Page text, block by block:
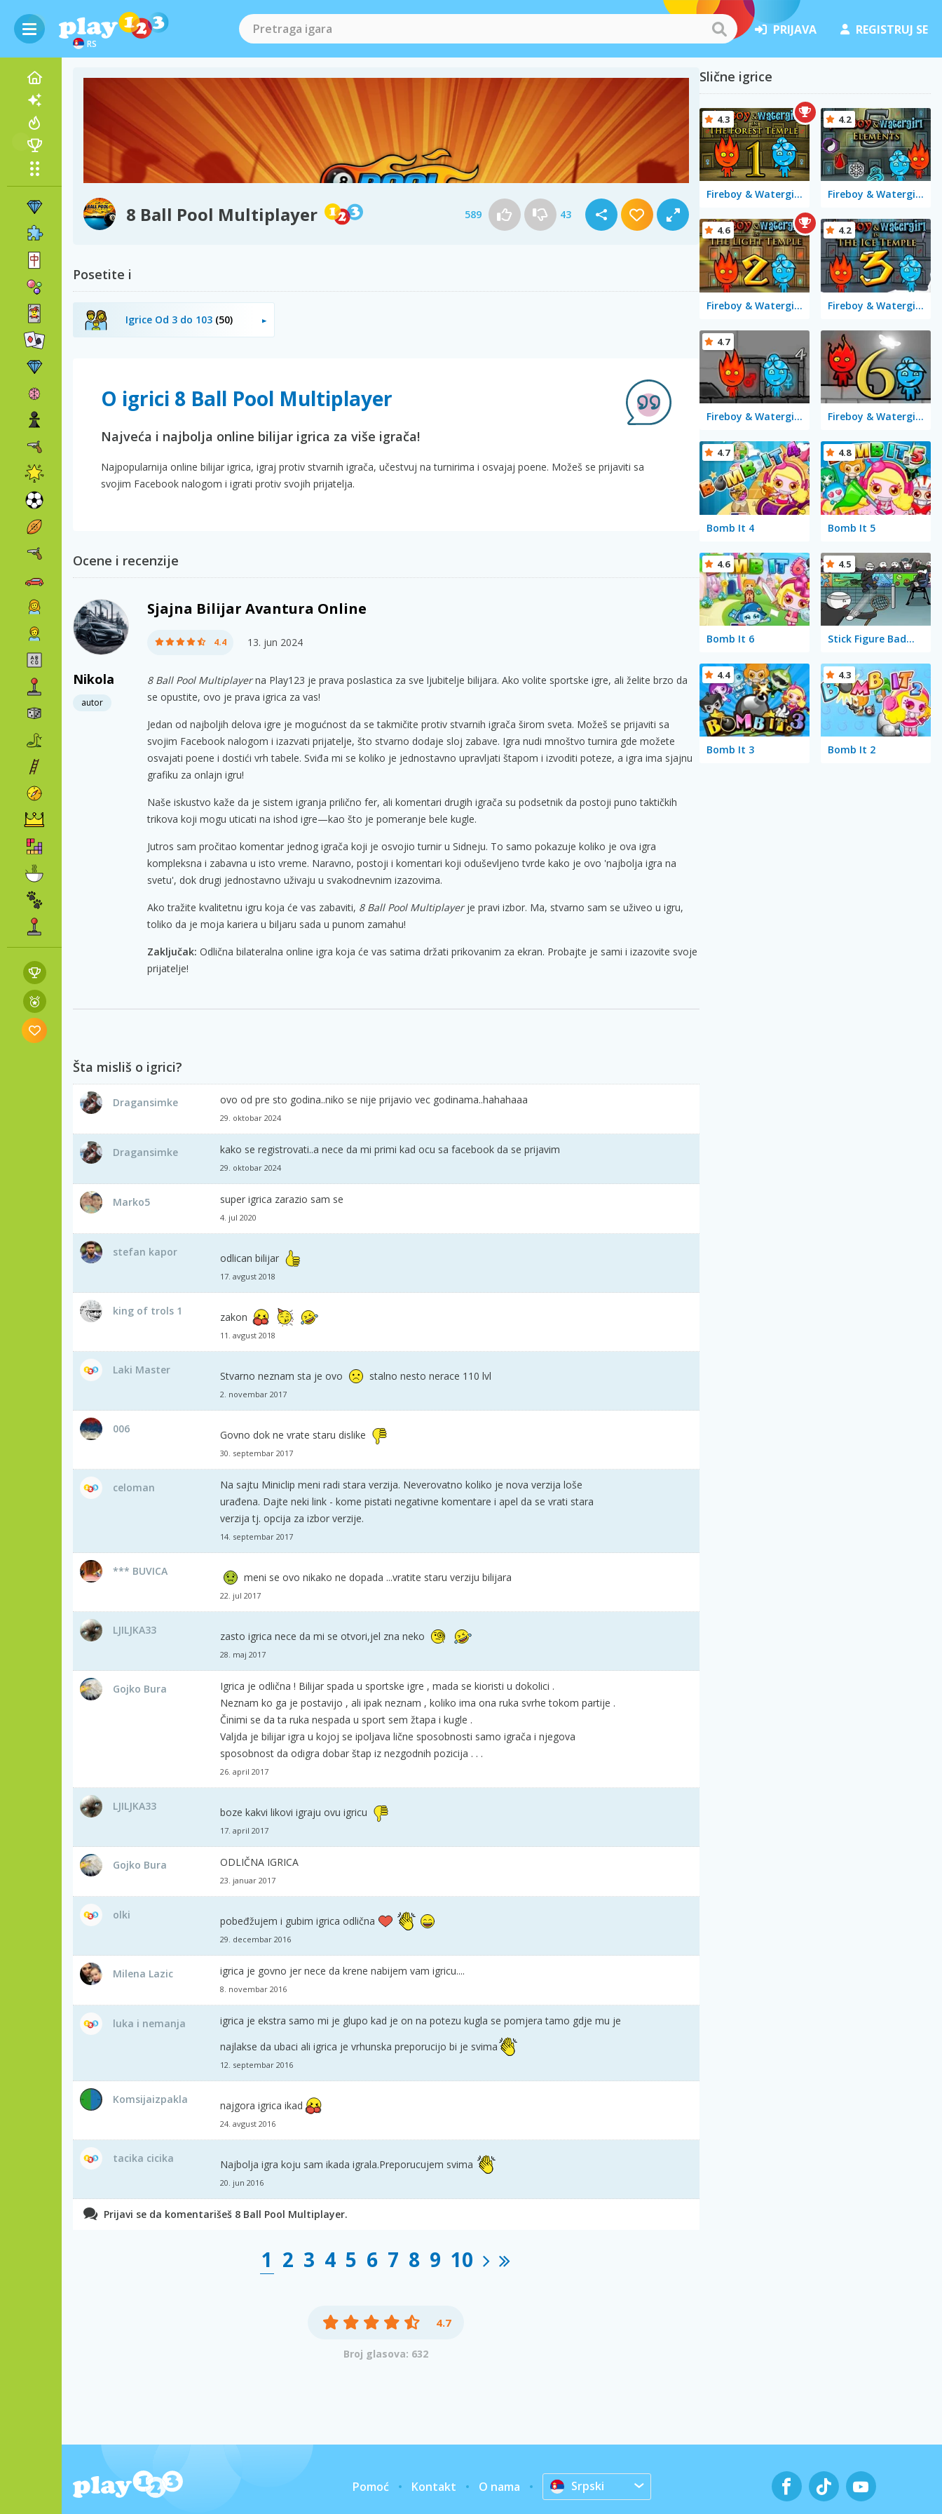
RS
PRIJAVA REGISTRUJ SE
8 Ball Pool Multiplayer 589 43
Posetite i
Igrice Od 3 do 103 (50)
O igrici 8 Ball Pool Multiplayer
Najveća i najbolja online bilijar igrica za više igrača!
Najpopularnija online bilijar igrica, igraj protiv stvarnih igrača, učestvuj na turnirima i osvajaj poene. Možeš se prijaviti sa
svojim Facebook nalogom i igrati protiv svojih prijatelja.
Ocene i recenzije
Nikola
autor
Sjajna Bilijar Avantura Online
4.4 13. jun 2024
8 Ball Pool Multiplayerna Play123 je prava poslastica za sve ljubitelje bilijara. Ako volite sportske igre, ali želite brzo da
se opustite, ovo je prava igrica za vas!
Jedan od najboljih delova igre je mogućnost da se takmičite protiv stvarnih igrača širom sveta. Možeš se prijaviti sa
svojim Facebook nalogom i izazvati prijatelje, što stvarno dodaje sloj zabave. Igra nudi mnoštvo turnira gde možete
osvajati poene i dostići vrh tabele. Sviđa mi se koliko je jednostavno upravljati štapom i izvoditi poteze, a igra ima sjajnu
grafiku za onlajn igru!
Naše iskustvo kaže da je sistem igranja prilično fer, ali komentari drugih igrača su podsetnik da postoji puno taktičkih
trikova koji mogu uticati na ishod igre—kao što je pomeranje bele kugle.
Jutros sam pročitao komentar jednog igrača koji je osvojio turnir u Sidneju. To samo pokazuje koliko je ova igra
kompleksna i zabavna u isto vreme. Naravno, postoji i komentari koji oduševljeno tvrde kako je ovo 'najbolja igra na
svetu', dok drugi jednostavno uživaju u svakodnevnim izazovima.
Ako tražite kvalitetnu igru koja će vas zabaviti, 8 Ball Pool Multiplayerje pravi izbor. Ma, stvarno sam se uživeo u igru,
toliko da je moja kariera u biljaru sada u punom zamahu!
Zaključak: Odlična bilateralna online igra koja će vas satima držati prikovanim za ekran. Probajte je sami i izazovite svoje
prijatelje!
Šta misliš o igrici?
Dragansimke ovo od pre sto godina..niko se nije prijavio vec godinama..hahahaaa
29. oktobar 2024
Dragansimke kako se registrovati..a nece da mi primi kad ocu sa facebook da se prijavim
29. oktobar 2024
Marko5 super igrica zarazio sam se
4. jul 2020
stefan kapor odlican bilijar
17. avgust 2018
king of trols 1 zakon
11. avgust 2018
Laki Master Stvarno neznam sta je ovo stalno nesto nerace 110 lvl
2. novembar 2017
006 Govno dok ne vrate staru dislike
30. septembar 2017
celoman
Na sajtu Miniclip meni radi stara verzija. Neverovatno koliko je nova verzija loše
urađena. Dajte neki link - kome pistati negativne komentare i apel da se vrati stara
verzija tj. opcija za izbor verzije.
14. septembar 2017
*** BUVICA meni se ovo nikako ne dopada ...vratite staru verziju bilijara
22. jul 2017
LJILJKA33 zasto igrica nece da mi se otvori,jel zna neko
28. maj 2017
Gojko Bura
Igrica je odlična ! Bilijar spada u sportske igre , mada se kioristi u dokolici .
Neznam ko ga je postavijo , ali ipak neznam , koliko ima ona ruka svrhe tokom partije .
Činimi se da ta ruka nespada u sport sem žtapa i kugle .
Valjda je bilijar igra u kojoj se ipoljava lične sposobnosti samo igrača i njegova
sposobnost da odigra dobar štap iz nezgodnih pozicija . . .
26. april 2017
LJILJKA33 boze kakvi likovi igraju ovu igricu
17. april 2017
Gojko Bura ODLIČNA IGRICA
23. januar 2017
olki pobeđžujem i gubim igrica odlična
29. decembar 2016
Milena Lazic igrica je govno jer nece da krene nabijem vam igricu....
8. novembar 2016
luka i nemanja
igrica je ekstra samo mi je glupo kad je on na potezu kugla se pomjera tamo gdje mu je
najlakse da ubaci ali igrica je vrhunska preporucijo bi je svima
12. septembar 2016
Komsijaizpakla najgora igrica ikad
24. avgust 2016
tacika cicika Najbolja igra koju sam ikada igrala.Preporucujem svima
20. jun 2016
Prijavi se da komentarišeš 8 Ball Pool Multiplayer.
1 2 3 4 5 6 7 8 9 10
4.7
Broj glasova: 632
Slične igrice
Fireboy & Watergirl in The Forest Temple
4.3
Fireboy & Watergirl 5 Elements
4.2
Fireboy & Watergirl 2 in The Light Temple
4.6
Fireboy & Watergirl 3 in the Ice Temple
4.2
Fireboy & Watergirl 4 in The Crystal Temple
4.7
Fireboy & Watergirl 6: Fairy Tales
Bomb It 4
4.7
Bomb It 5
4.8
Bomb It 6
4.6
Stick Figure Badminton 2
4.5
Bomb It 3
4.4
Bomb It 2
4.3
Pomoć Kontakt O nama Srpski